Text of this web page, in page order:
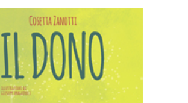
AGGIUNGI AL CARRELLO